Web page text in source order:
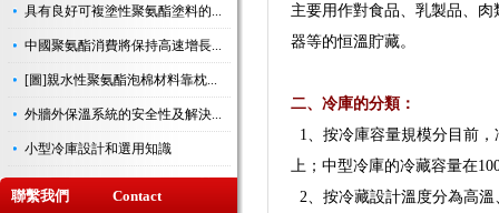
具有良好可複塗性聚氨酯塗料的...
中國聚氨酯消費將保持高速增長...
[圖]親水性聚氨酯泡棉材料靠枕...
外牆外保溫系統的安全性及解決...
小型冷庫設計和選用知識
聯繫我們 Contact
主要用作對食品、乳製品、
器等的恒溫貯藏。
二、冷庫的分類：
1、按冷庫容量規模分目前
上；中型冷庫的冷藏容量在
2、按冷藏設計溫度分為高